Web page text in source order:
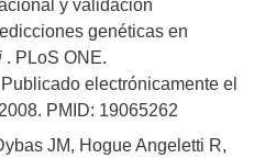
y validación
genéticas en
. PLoS ONE.
electrónicamente el
PMID: 19065262
JM, Hogue Angeletti R,